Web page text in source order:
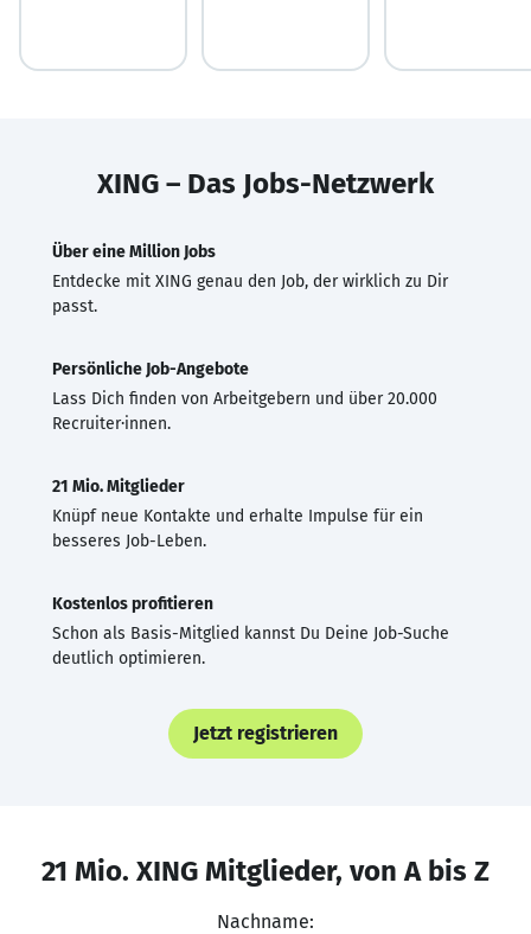
XING – Das Jobs-Netzwerk
Über eine Million Jobs
Entdecke mit XING genau den Job, der wirklich zu Dir
passt.
Persönliche Job-Angebote
Lass Dich finden von Arbeitgebern und über 20.000
Recruiter·innen.
21 Mio. Mitglieder
Knüpf neue Kontakte und erhalte Impulse für ein
besseres Job-Leben.
Kostenlos profitieren
Schon als Basis-Mitglied kannst Du Deine Job-Suche
deutlich optimieren.
Jetzt registrieren
21 Mio. XING Mitglieder, von A bis Z
Nachname: